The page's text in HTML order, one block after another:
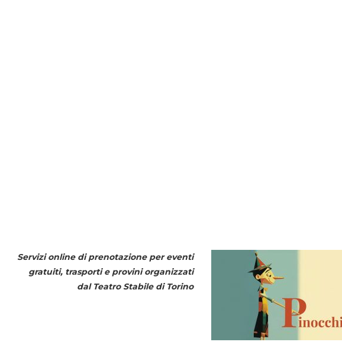
Servizi online di prenotazione per eventi
gratuiti, trasporti e provini organizzati
dal Teatro Stabile di Torino